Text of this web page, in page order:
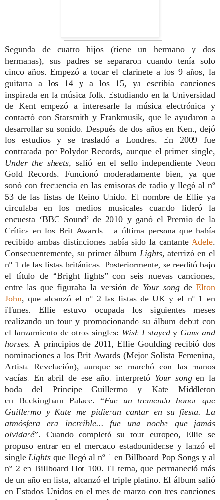
Segunda de cuatro hijos (tiene un hermano y dos
hermanas), sus padres se separaron cuando tenía solo
cinco años. Empezó a tocar el clarinete a los 9 años, la
guitarra a los 14 y a los 15, ya escribía canciones
inspirada en la música folk. Estudiando en la Universidad
de Kent empezó a interesarle la música electrónica y
contactó con Starsmith y Frankmusik, que le ayudaron a
desarrollar su sonido. Después de dos años en Kent, dejó
los estudios y se trasladó a Londres. En 2009 fue
contratada por Polydor Records, aunque el primer single,
Under the sheets, salió en el sello independiente Neon
Gold Records. Funcionó moderadamente bien, ya que
sonó con frecuencia en las emisoras de radio y llegó al nº
53 de las listas de Reino Unido. El nombre de Ellie ya
circulaba en los medios musicales cuando lideró la
encuesta ‘BBC Sound’ de 2010 y ganó el Premio de la
Crítica en los Brit Awards. La última persona que había
recibido ambas distinciones había sido la cantante Adele.
Consecuentemente, su primer álbum Lights, aterrizó en el
nº 1 de las listas británicas. Posteriormente, se reeditó bajo
el título de “Bright lights” con seis nuevas canciones,
entre las que figuraba la versión de Your song de Elton
John, que alcanzó el nº 2 las listas de UK y el nº 1 en
iTunes. Ellie estuvo ocupada los siguientes meses
realizando un tour y promocionando su álbum debut con
el lanzamiento de otros singles: Wish I stayedy Guns and
horses. A principios de 2011, Ellie Goulding recibió dos
nominaciones a los Brit Awards (Mejor Solista Femenina,
Artista Revelación), aunque se marchó con las manos
vacías. En abril de ese año, interpretó Your songen la
boda del Príncipe Guillermo y Kate Middleton
en Buckingham Palace. “Fue un tremendo honor que
Guillermo y Kate me pidieran cantar en su fiesta. La
atmósfera era increíble... fue una noche que jamás
olvidaré”. Cuando completó su tour europeo, Ellie se
propuso entrar en el mercado estadounidense y lanzó el
singleLightsque llegó al nº 1 en Billboard Pop Songs y al
nº 2 en Billboard Hot 100. El tema, que permaneció más
de un año en lista, alcanzó el triple platino. El álbum salió
en Estados Unidos en el mes de marzo con tres canciones